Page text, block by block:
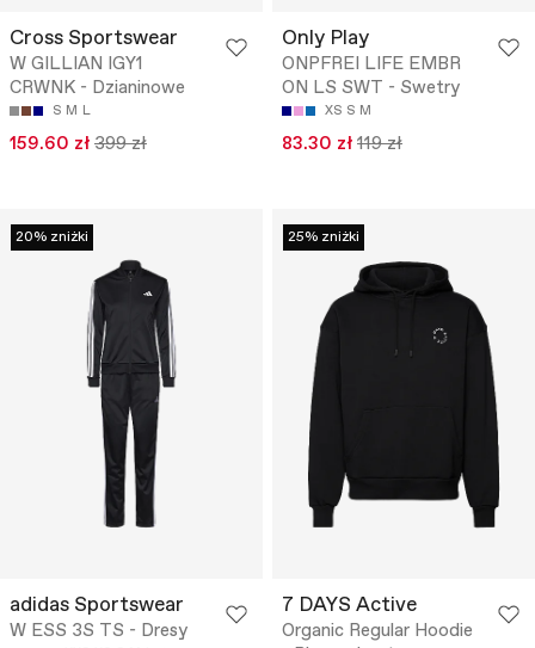
Cross Sportswear
W GILLIAN IGY1
CRWNK - Dzianinowe
S M L
159.60 zł 399 zł
Only Play
ONPFREI LIFE EMBR
ON LS SWT - Swetry
XS S M
83.30 zł 119 zł
20% zniżki
adidas Sportswear
W ESS 3S TS - Dresy
25% zniżki
7 DAYS Active
Organic Regular Hoodie